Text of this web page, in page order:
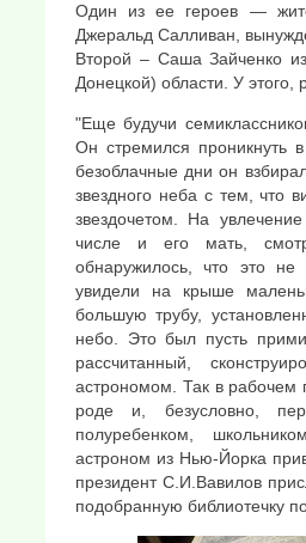
Один из ее героев —
Джеральд Салливан,
Второй – Саша Зайченко
Донецкой) области. У этого,
"Еще будучи
Он стремился проникнуть
безоблачные дни он
звездного неба с тем, что
звездочетом. На
числе и его мать,
обнаружилось, что это
увидели на крыше
большую трубу,
небо. Это был пусть
рассчитанный,
астрономом. Так в рабочем
роде и, безусловно,
полуребенком,
астроном из Нью-Йорка
президент С.И.Вавилов
подобранную библиотечку